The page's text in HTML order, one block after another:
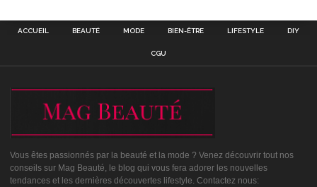
ACCUEIL BEAUTÉ MODE BIEN-ÊTRE LIFESTYLE DIY
CGU
Vous êtes passionnés par la beauté et la mode ? Venez découvrir tout nos
conseils sur Mag Beauté, le blog qui vous fera adorer les nouvelles
tendances et les dernières découvertes lifestyle. Contactez nous: